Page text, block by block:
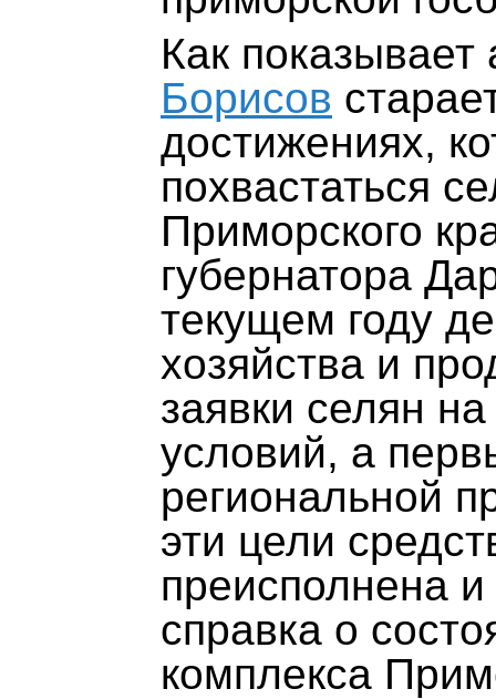
Как
Борисов
достижениях,
похвастаться
Приморского
губернатора
текущем году
хозяйства и
заявки селян
условий, а
региональной
эти цели
преисполнена
справка о
комплекса